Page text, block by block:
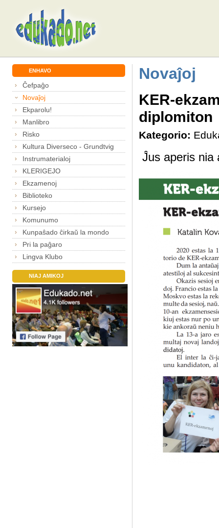
ENHAVO
Ĉefpaĝo
Novaĵoj
Ekparolu!
Manlibro
Risko
Kultura Diverseco - Grundtvig
Instrumaterialoj
KLERIGEJO
Ekzamenoj
Biblioteko
Kursejo
Komunumo
Kunpaŝado ĉirkaŭ la mondo
Pri la paĝaro
Lingva Klubo
NIAJ AMIKOJ
Novaĵoj
KER-
diplomiton
Kategorio:
Ĵus aperis nia